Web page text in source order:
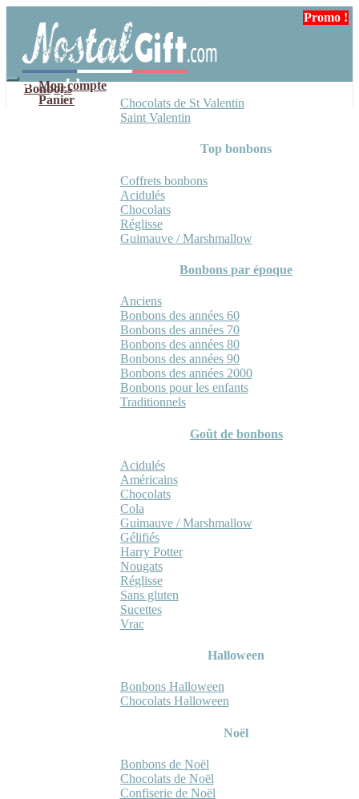
navigation
contenu
Mon compte
Panier
Bonbons
Chocolats de St Valentin
Saint Valentin
Top bonbons
Coffrets bonbons
Acidulés
Chocolats
Réglisse
Guimauve / Marshmallow
Bonbons par époque
Anciens
Bonbons des années 60
Bonbons des années 70
Bonbons des années 80
Bonbons des années 90
Bonbons des années 2000
Bonbons pour les enfants
Traditionnels
Goût de bonbons
Acidulés
Américains
Chocolats
Cola
Guimauve / Marshmallow
Gélifiés
Harry Potter
Nougats
Réglisse
Sans gluten
Sucettes
Vrac
Halloween
Bonbons Halloween
Chocolats Halloween
Noël
Bonbons de Noël
Chocolats de Noël
Confiserie de Noël
Promo !
Promo !